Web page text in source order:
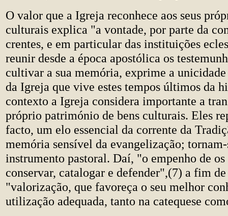
O valor que a Igreja reconhece aos seus
culturais explica "a vontade, por parte da
crentes, e em particular das instituições
reunir desde a época apostólica os
cultivar a sua memória, exprime a
da Igreja que vive estes tempos últimos da
contexto a Igreja considera importante a
próprio património de bens culturais. Eles
facto, um elo essencial da corrente da
memória sensível da evangelização;
instrumento pastoral. Daí, "o empenho de os
conservar, catalogar e defender",(7) a fim
"valorização, que favoreça o seu melhor
utilização adequada, tanto na catequese